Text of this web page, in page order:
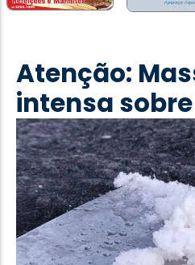
Destaque
Esporte
Geral
Obituário
Paraguai
Paraná
Política
Atenção:
intensa sobre